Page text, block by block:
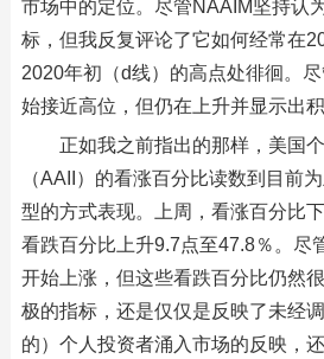
市场中的定位。尽管NAAIM坚持认
标，但我反复评论了它如何经常在
2020年初（d线）的高点处徘徊。
始接近高位，但仍在上升并显示出积
正如我之前指出的那样，美国
（AAII）的看涨百分比读数到目前
型的方式表现。上周，看涨百分比
看跌百分比上升9.7点至47.8％。尽
开始上涨，但这些看跌百分比仍然
极的指标，还是仅仅是反映了未经
的）个人投资者涌入市场的反映，还